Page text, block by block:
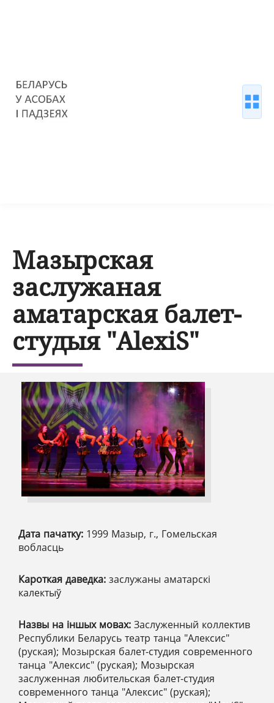
Мазырская
заслужаная
аматарская балет-
студыя "AlexiS"
Дата пачатку: 1999 Мазыр, г., Гомельская
вобласць
Кароткая даведка: заслужаны аматарскі
калектыў
Назвы на іншых мовах: Заслуженный коллектив
Республики Беларусь театр танца "Алексис"
(руская); Мозырская балет-студия современного
танца "Алексис" (руская); Мозырская
заслуженная любительская балет-студия
современного танца "Алексис" (руская);